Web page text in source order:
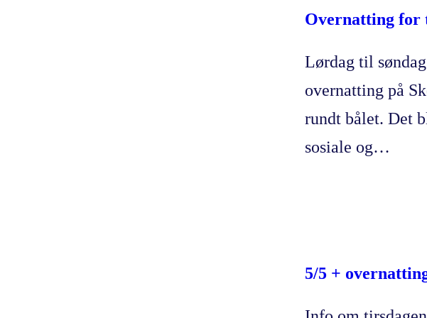
Overnatting for
Lørdag til
overnatting på
rundt bålet. Det
sosiale og…
5/5 +